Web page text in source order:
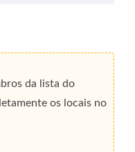
da lista do
os locais no